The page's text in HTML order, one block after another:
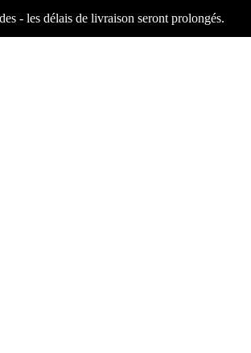
- les délais de livraison seront prolongés.